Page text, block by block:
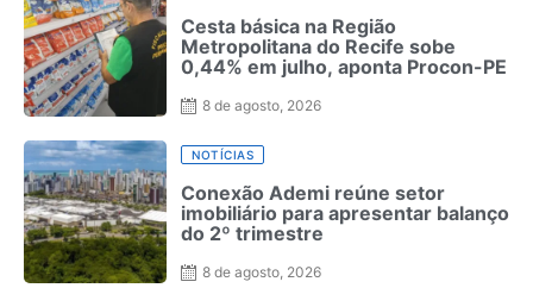
Cesta básica na Região
Metropolitana do Recife sobe
0,44% em julho, aponta Procon-PE
8 de agosto, 2026
NOTÍCIAS
Conexão Ademi reúne setor
imobiliário para apresentar balanço
do 2º trimestre
8 de agosto, 2026